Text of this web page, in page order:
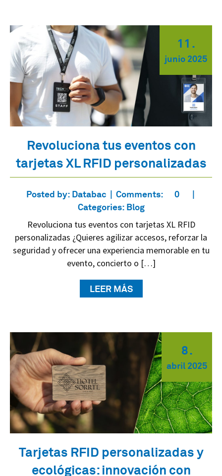
Revoluciona tus eventos con
tarjetas XL RFID personalizadas
11 .
junio 2025
Posted by: Databac Comments:
0
Categories: Blog
Revoluciona tus eventos con tarjetas XL RFID
personalizadas ¿Quieres agilizar accesos, reforzar la
seguridad y ofrecer una experiencia memorable en tu
evento, concierto o […]
LEER MÁS
Tarjetas RFID personalizadas y
ecológicas: innovación con
8.
abril 2025